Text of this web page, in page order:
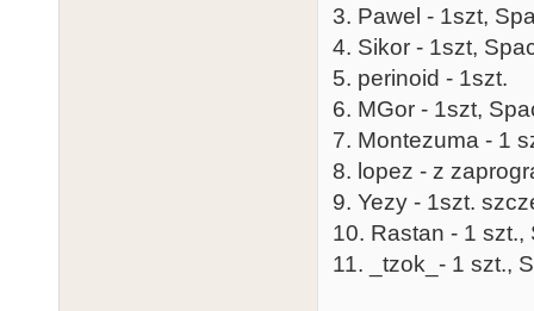
3. Pawel - 1szt,
4. Sikor - 1szt,
5. perinoid - 1szt.
6. MGor - 1szt,
7. Montezuma - 1
8. lopez - z
9. Yezy - 1szt.
10. Rastan - 1 szt.,
11. _tzok_- 1 szt.,